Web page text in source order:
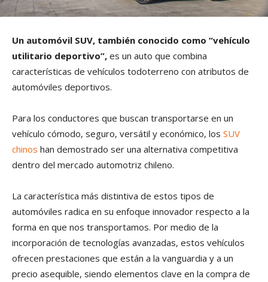
Un automóvil SUV, también conocido como “vehículo
utilitario deportivo”, es un auto que combina
características de vehículos todoterreno con atributos de
automóviles deportivos.
Para los conductores que buscan transportarse en un
vehículo cómodo, seguro, versátil y económico, los SUV
chinos han demostrado ser una alternativa competitiva
dentro del mercado automotriz chileno.
La característica más distintiva de estos tipos de
automóviles radica en su enfoque innovador respecto a la
forma en que nos transportamos. Por medio de la
incorporación de tecnologías avanzadas, estos vehículos
ofrecen prestaciones que están a la vanguardia y a un
precio asequible, siendo elementos clave en la compra de